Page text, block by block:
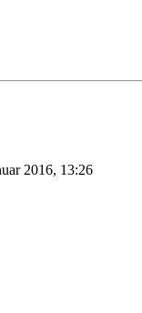
2016, 13:26